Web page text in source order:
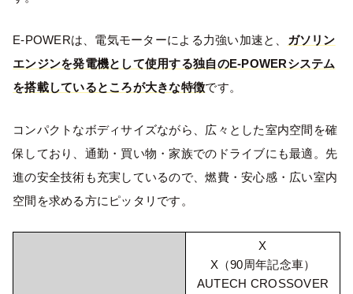
E-POWERは、電気モーターによる力強い加速と、
ガソリン
エンジンを発電機として使用する独自のE-POWERシステム
を搭載しているところが大きな特徴です。
コンパクトなボディサイズながら、広々とした室内空間を確
保しており、通勤・買い物・家族でのドライブにも最適。先
進の安全技術も充実しているので、燃費・安心感・広い室内
空間を求める方にピッタリです。
X
X（90周年記念車）
AUTECH CROSSOVER